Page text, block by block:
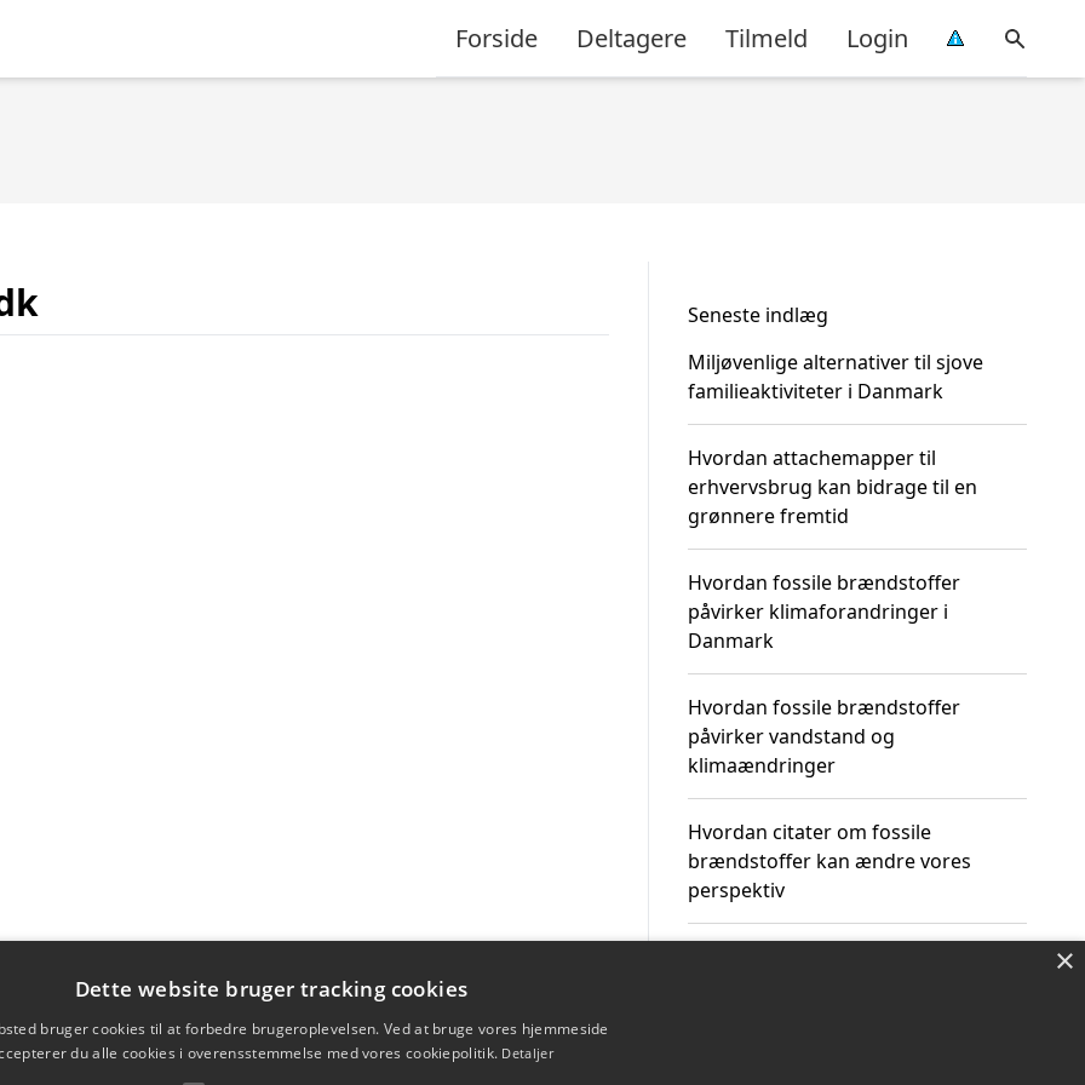
Forside Deltagere Tilmeld Login
Seneste indlæg
Miljøvenlige alternativer til sjove
familieaktiviteter i Danmark
Hvordan attachemapper til
erhvervsbrug kan bidrage til en
grønnere fremtid
Hvordan fossile brændstoffer
påvirker klimaforandringer i
Danmark
Hvordan fossile brændstoffer
påvirker vandstand og
klimaændringer
Hvordan citater om fossile
brændstoffer kan ændre vores
perspektiv
×
Dette website bruger tracking cookies
bruger cookies til at forbedre brugeroplevelsen. Ved at bruge vores hjemmeside
du alle cookies i overensstemmelse med vores cookiepolitik. Detaljer